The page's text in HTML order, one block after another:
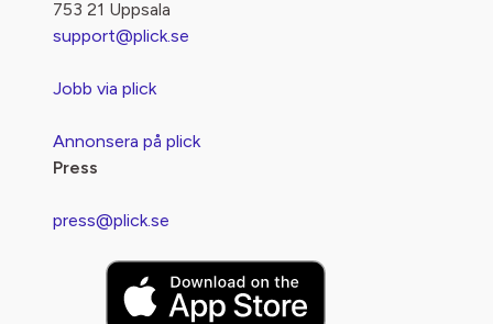
753 21 Uppsala
support@plick.se
Jobb via plick
Annonsera på plick
Press
press@plick.se